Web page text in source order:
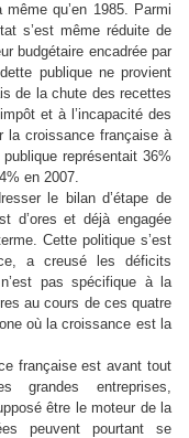
qu’en 1985. Parmi
s’est même réduite de
budgétaire encadrée par
publique ne provient
de la chute des recettes
et à l’incapacité des
la croissance française à
représentait 36%
en 2007.
le bilan d’étape de
d’ores et déjà engagée
Cette politique s’est
a creusé les déficits
pas spécifique à la
au cours de ces quatre
où la croissance est la
française est avant tout
grandes entreprises,
être le moteur de la
peuvent pourtant se